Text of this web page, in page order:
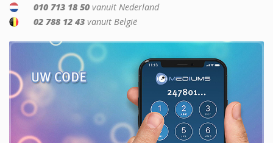
010 713 18 50 vanuit Nederland
02 788 12 43 vanuit België